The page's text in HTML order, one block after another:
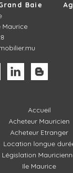
Baie
Maurice
Accueil
Acheteur Mauricien
Acheteur Etranger
Location longue
Législation
Ile Maurice